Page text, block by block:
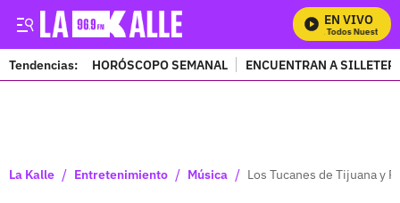
EN VIVO
Mira Todos Nuestros
Tendencias: HORÓSCOPO SEMANAL ENCUENTRAN A
La Kalle / Entretenimiento / Música / Los Tucanes de Tijuana y